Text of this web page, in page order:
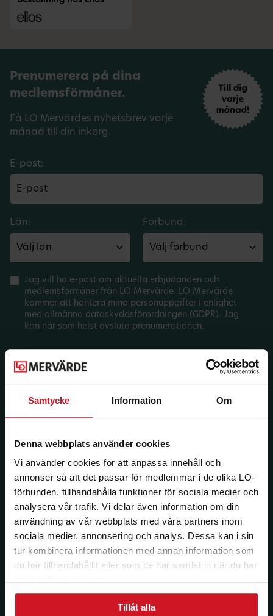
Samtycke Information Om
Denna webbplats använder cookies
Vi använder cookies för att anpassa innehåll och
annonser så att det passar för medlemmar i de olika LO-
förbunden, tillhandahålla funktioner för sociala medier och
analysera vår trafik. Vi delar även information om din
användning av vår webbplats med våra partners inom
sociala medier, annonsering och analys. Dessa kan i sin
tur kombinera informationen med annan information som
du har tillhandahållit eller som de har samlat in när du har
Tillåt alla
Prenumerera på dina
medlemsförmåner.
Få LO Mervärdes nyhetsbrev varje
månad till din inkorg.
E-post:
Län: Förbund:
Jag vill ha e-post om aktuella erbjudanden och
medlemsförmåner från LO Mervärde. LO Mervärde
kommer att hantera mina personuppgifter i enlighet
med allmänna dataskyddsförordningen (GDPR). Jag
kan när som helst avsluta prenumerationen.